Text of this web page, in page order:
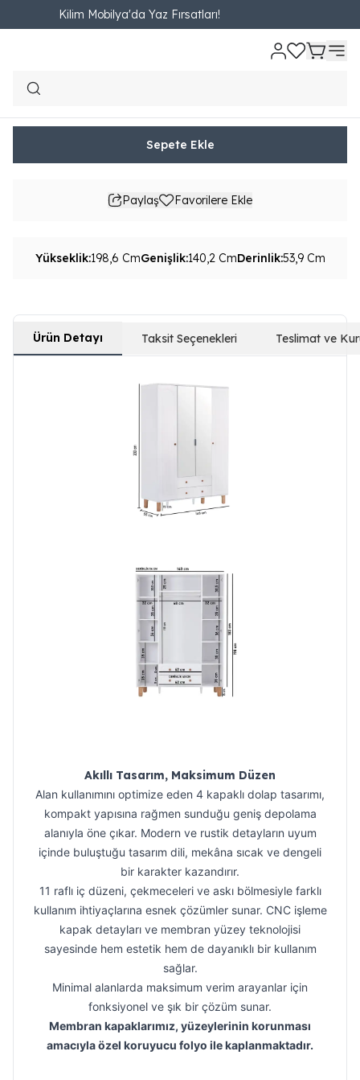
Kilim Mobilya'da Yaz Fırsatları!
Ana Sayfa Online Özel Yatak Odası Dolap
Bohera Plus Aynalı Dört Kapaklı Dolap
₺ 22,333.00
Sepete Ekle
Paylaş Favorilere Ekle
Yükseklik:198,6 CmGenişlik:140,2 CmDerinlik:53,9 Cm
Ürün Detayı Taksit Seçenekleri Teslimat ve
Akıllı Tasarım, Maksimum Düzen
Alan kullanımını optimize eden 4 kapaklı dolap tasarımı,
kompakt yapısına rağmen sunduğu geniş depolama
alanıyla öne çıkar. Modern ve rustik detayların uyum
içinde buluştuğu tasarım dili, mekâna sıcak ve dengeli
bir karakter kazandırır.
11 raflı iç düzeni, çekmeceleri ve askı bölmesiyle farklı
kullanım ihtiyaçlarına esnek çözümler sunar. CNC işleme
kapak detayları ve membran yüzey teknolojisi
sayesinde hem estetik hem de dayanıklı bir kullanım
sağlar.
Minimal alanlarda maksimum verim arayanlar için
fonksiyonel ve şık bir çözüm sunar.
Membran kapaklarımız, yüzeylerinin korunması
amacıyla özel koruyucu folyo ile kaplanmaktadır.